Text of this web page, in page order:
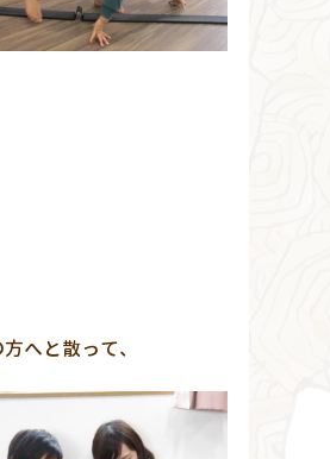
へと散って、